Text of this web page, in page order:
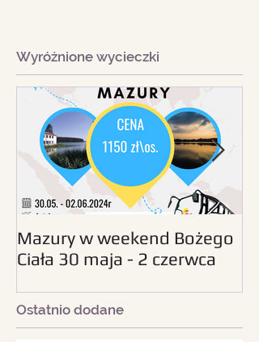
Wyróżnione wycieczki
Mazury w weekend Bożego
Ciała 30 maja - 2 czerwca
Ostatnio dodane